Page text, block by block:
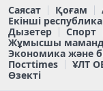
Саясат Қоғам
Екінші республика
Дызетер
Спорт
Жұмысшы
Экономика және
Постtimes
ҰЛТ
Өзекті